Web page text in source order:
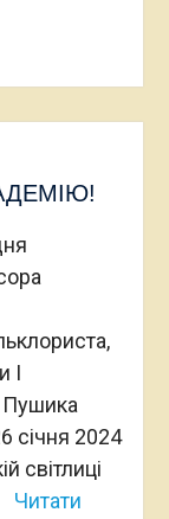
І
Пушика
січня 2024
світлиці
Читати